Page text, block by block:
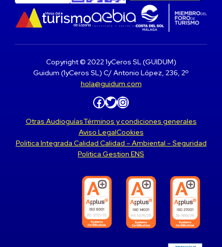
Copyright © 2022 1yCeros SL (GUIDUM)
Guidum (1yCeros SL) C/ Antonio López, 236, 2º
hola@guidum.com
Facebook Twitter Instagram
Otras AudioguíasTérminos y condiciones generales
Aviso LegalCookies
Politica Integrada Calidad Calidad – Ambiental – Seguridad
Politica Gestion ENS